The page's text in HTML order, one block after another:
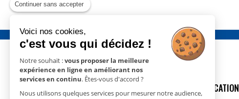
Continuer sans accepter
Voici nos cookies,
c'est vous qui décidez !
Notre souhait :vous proposer la meilleure
expérience en ligne en améliorant nos
services en continu. Êtes-vous d'accord ?
Nous utilisons quelques services pour mesurer notre audience,DÉSHUMIDIFICATION